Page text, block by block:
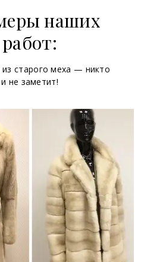
наших
работ:
старого меха — никто
и не заметит!